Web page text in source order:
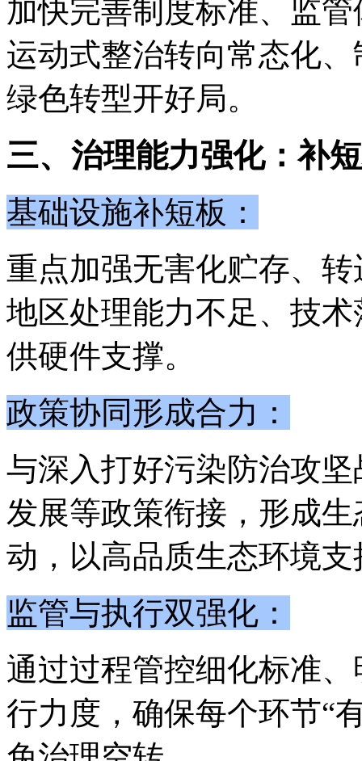
加快完善制度标准、监
运动式整治转向常态化
绿色转型开好局。
三、治理能力强化：补
基础设施补短板：
重点加强无害化贮存、
地区处理能力不足、技
供硬件支撑。
政策协同形成合力：
与深入打好污染防治攻
发展等政策衔接，形成
动，以高品质生态环境
监管与执行双强化：
通过过程管控细化标准
行力度，确保每个环节“